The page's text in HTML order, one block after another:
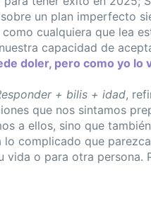
un plan imperfecto
como cualquiera que lea
capacidad de
doler, pero como yo
+ bilis + idad,
que nos sintamos
a ellos, sino que
lo complicado que
vida o para otra